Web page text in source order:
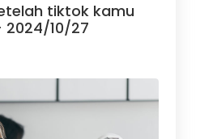
tiktok kamu
2024/10/27